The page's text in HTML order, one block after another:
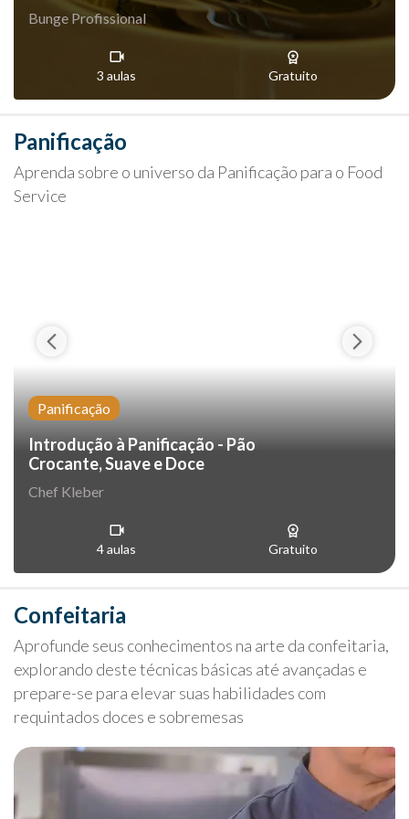
Bunge Profissional
3 aulas Gratuito
Panificação
Aprenda sobre o universo da Panificação para o Food
Service
Panificação
Introdução à Panificação - Pão
Crocante, Suave e Doce
Chef Kleber
4 aulas Gratuito
Confeitaria
Aprofunde seus conhecimentos na arte da confeitaria,
explorando deste técnicas básicas até avançadas e
prepare-se para elevar suas habilidades com
requintados doces e sobremesas